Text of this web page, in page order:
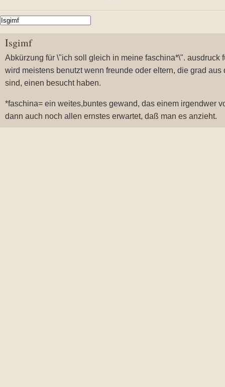
Isgimf
Abkürzung für \"ich soll gleich in meine faschina*\". ausdruck
wird meistens benutzt wenn freunde oder eltern, die grad aus
sind, einen besucht haben.
*faschina= ein weites,buntes gewand, das einem irgendwer
dann auch noch allen ernstes erwartet, daß man es anzieht.